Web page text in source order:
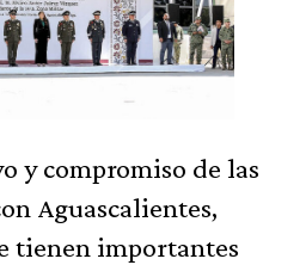
y compromiso de las
Aguascalientes,
tienen importantes